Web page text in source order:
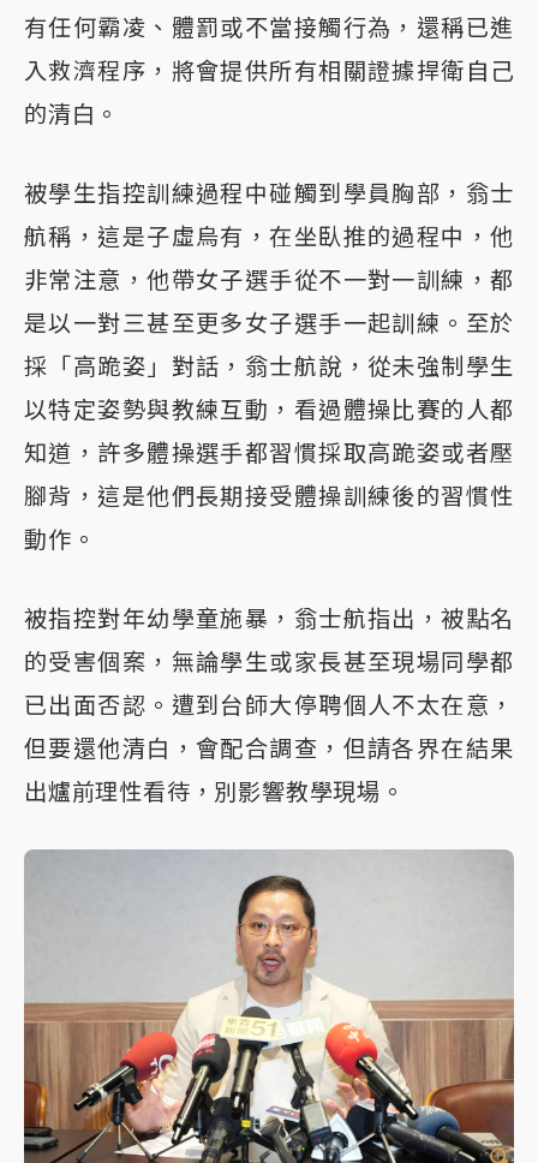
有任何霸凌、體罰或不當接觸行為，還稱已進
入救濟程序，將會提供所有相關證據捍衛自己
的清白。
被學生指控訓練過程中碰觸到學員胸部，翁士
航稱，這是子虛烏有，在坐臥推的過程中，他
非常注意，他帶女子選手從不一對一訓練，都
是以一對三甚至更多女子選手一起訓練。至於
採「高跪姿」對話，翁士航說，從未強制學生
以特定姿勢與教練互動，看過體操比賽的人都
知道，許多體操選手都習慣採取高跪姿或者壓
腳背，這是他們長期接受體操訓練後的習慣性
動作。
被指控對年幼學童施暴，翁士航指出，被點名
的受害個案，無論學生或家長甚至現場同學都
已出面否認。遭到台師大停聘個人不太在意，
但要還他清白，會配合調查，但請各界在結果
出爐前理性看待，別影響教學現場。